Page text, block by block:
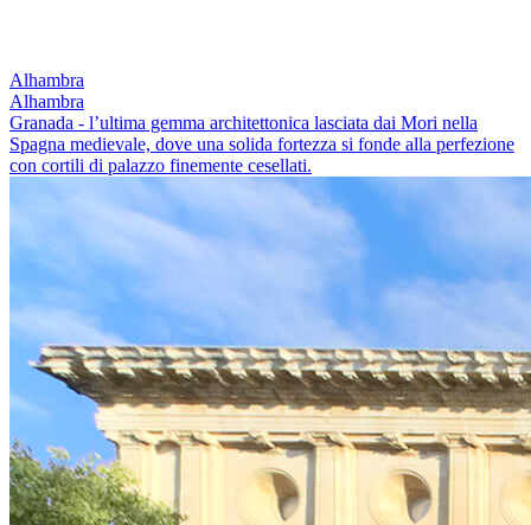
Alhambra
Alhambra
Granada - l’ultima gemma architettonica lasciata dai Mori nella
Spagna medievale, dove una solida fortezza si fonde alla perfezione
con cortili di palazzo finemente cesellati.